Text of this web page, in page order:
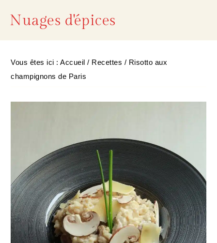
principale
latérale
principale
Nuages d'épices
Vous êtes ici : Accueil / Recettes / Risotto aux
champignons de Paris